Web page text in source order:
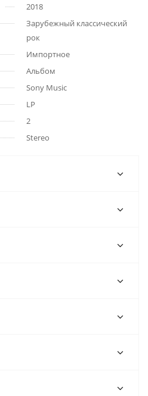
2018
Зарубежный классический
рок
Импортное
Альбом
Sony Music
LP
2
Stereo